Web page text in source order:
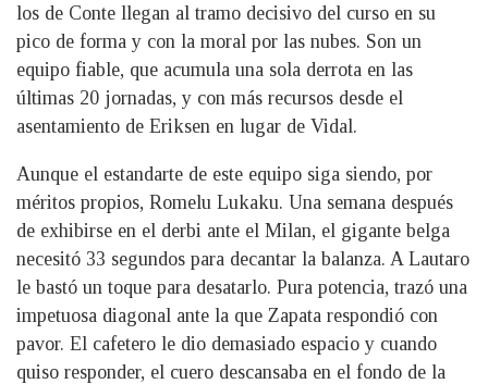
los de Conte llegan al tramo decisivo del curso en su
pico de forma y con la moral por las nubes. Son un
equipo fiable, que acumula una sola derrota en las
últimas 20 jornadas, y con más recursos desde el
asentamiento de Eriksen en lugar de Vidal.
Aunque el estandarte de este equipo siga siendo, por
méritos propios, Romelu Lukaku. Una semana después
de exhibirse en el derbi ante el Milan, el gigante belga
necesitó 33 segundos para decantar la balanza. A Lautaro
le bastó un toque para desatarlo. Pura potencia, trazó una
impetuosa diagonal ante la que Zapata respondió con
pavor. El cafetero le dio demasiado espacio y cuando
quiso responder, el cuero descansaba en el fondo de la